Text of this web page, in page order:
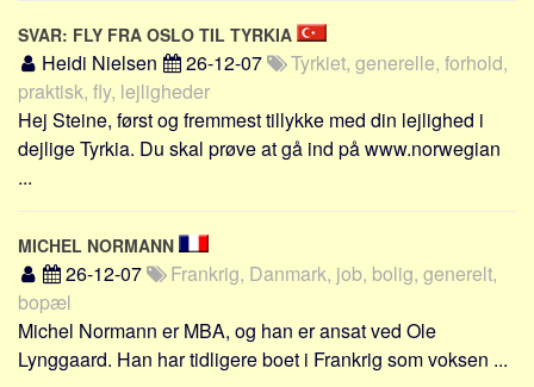
SVAR: FLY FRA OSLO TIL TYRKIA
Heidi Nielsen 26-12-07
Tyrkiet, generelle, forhold,
praktisk, fly, lejligheder
Hej Steine, først og fremmest tillykke med din lejlighed i
dejlige Tyrkia. Du skal prøve at gå ind på www.norwegian
...
MICHEL NORMANN
26-12-07
Frankrig, Danmark, job, bolig, generelt,
bopæl
Michel Normann er MBA, og han er ansat ved Ole
Lynggaard. Han har tidligere boet i Frankrig som voksen ...